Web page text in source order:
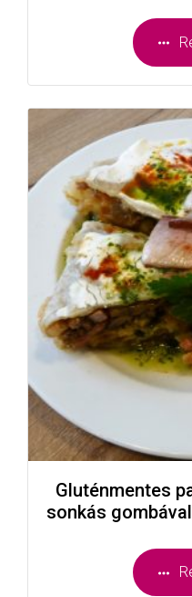
Gluténmentes
sonkás